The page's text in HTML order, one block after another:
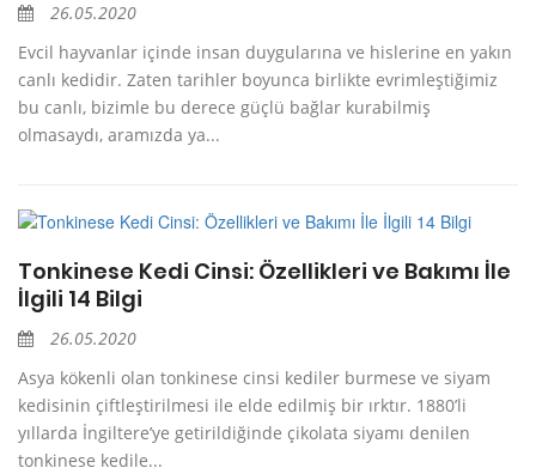
26.05.2020
Evcil hayvanlar içinde insan duygularına ve hislerine en yakın
canlı kedidir. Zaten tarihler boyunca birlikte evrimleştiğimiz
bu canlı, bizimle bu derece güçlü bağlar kurabilmiş
olmasaydı, aramızda ya...
Tonkinese Kedi Cinsi: Özellikleri ve Bakımı İle
İlgili 14 Bilgi
26.05.2020
Asya kökenli olan tonkinese cinsi kediler burmese ve siyam
kedisinin çiftleştirilmesi ile elde edilmiş bir ırktır. 1880’li
yıllarda İngiltere’ye getirildiğinde çikolata siyamı denilen
tonkinese kedile...